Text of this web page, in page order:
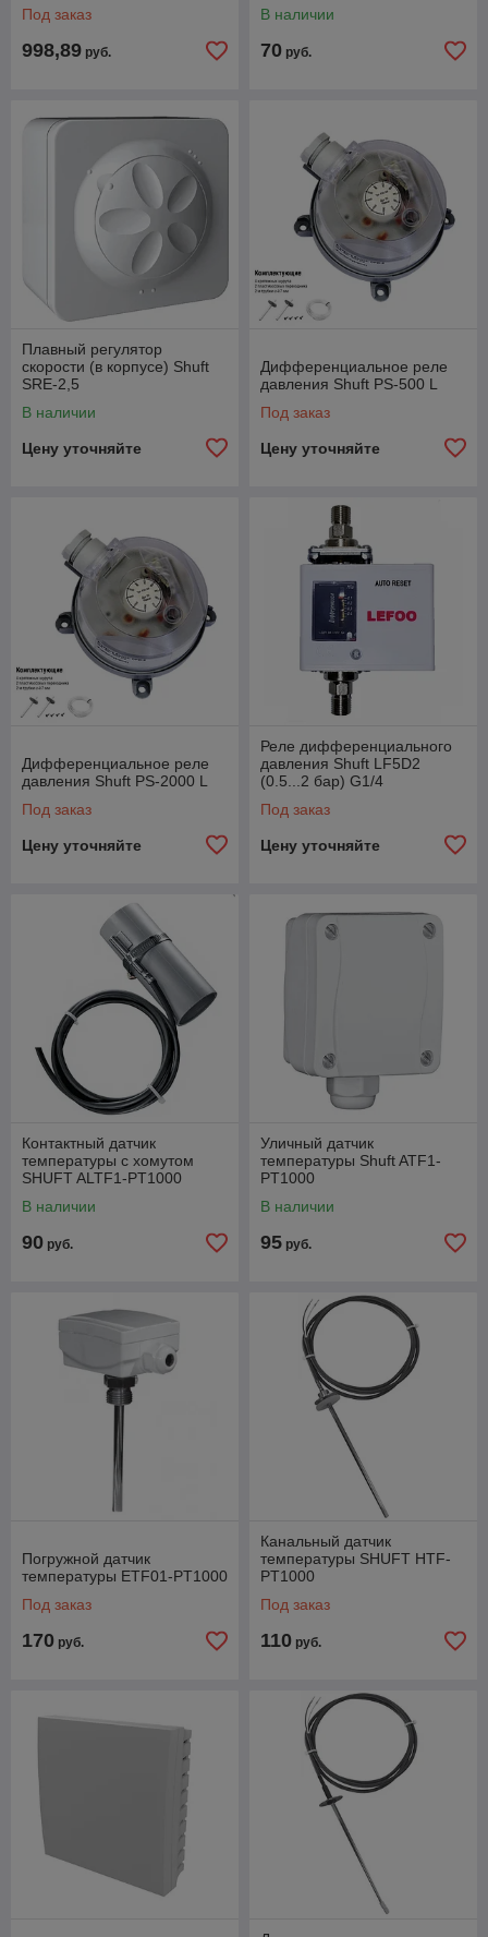
Под заказ
998,89 руб.
В наличии
70 руб.
Плавный регулятор
скорости (в корпусе) Shuft
SRE-2,5
В наличии
Цену уточняйте
Дифференциальное реле
давления Shuft PS-500 L
Под заказ
Цену уточняйте
Дифференциальное реле
давления Shuft PS-2000 L
Под заказ
Цену уточняйте
Реле дифференциального
давления Shuft LF5D2
(0.5...2 бар) G1/4
Под заказ
Цену уточняйте
Контактный датчик
температуры с хомутом
SHUFT ALTF1-PT1000
В наличии
90 руб.
Уличный датчик
температуры Shuft ATF1-
PT1000
В наличии
95 руб.
Погружной датчик
температуры ETF01-PT1000
Под заказ
170 руб.
Канальный датчик
температуры SHUFT HTF-
PT1000
Под заказ
110 руб.